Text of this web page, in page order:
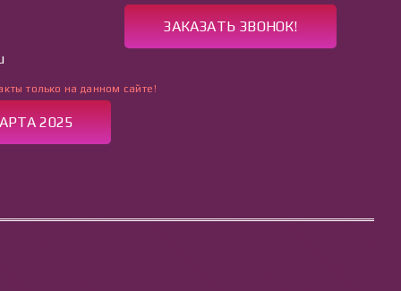
ЗАКАЗАТЬ ЗВОНОК!
только на данном сайте!
2025